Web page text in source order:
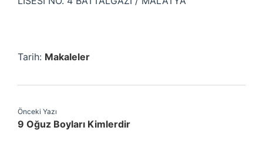
Tarih: Makaleler
Önceki Yazı
9 Oğuz Boyları Kimlerdir